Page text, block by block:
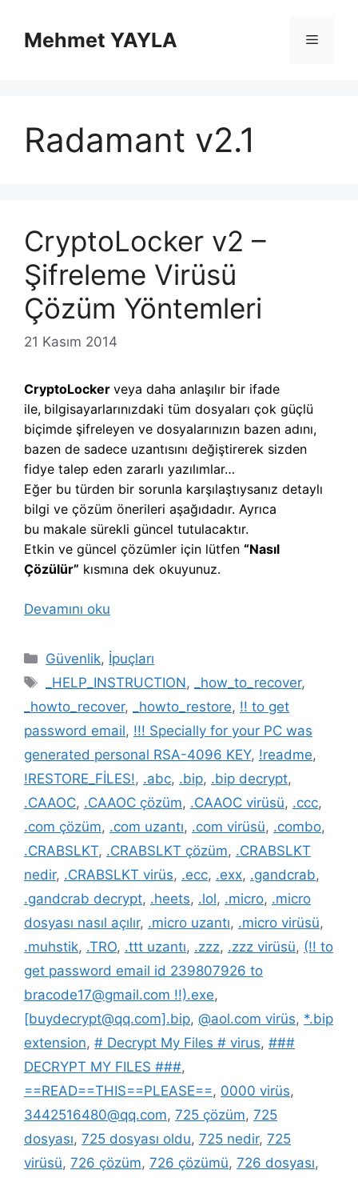
Mehmet YAYLA Menü
Radamant v2.1
CryptoLocker v2 –
Şifreleme Virüsü
Çözüm Yöntemleri
21 Kasım 2014
CryptoLocker veya daha anlaşılır bir ifade
ile, bilgisayarlarınızdaki tüm dosyaları çok güçlü
biçimde şifreleyen ve dosyalarınızın bazen adını,
bazen de sadece uzantısını değiştirerek sizden
fidye talep eden zararlı yazılımlar…
Eğer bu türden bir sorunla karşılaştıysanız detaylı
bilgi ve çözüm önerileri aşağıdadır. Ayrıca
bu makale sürekli güncel tutulacaktır.
Etkin ve güncel çözümler için lütfen “Nasıl
Çözülür” kısmına dek okuyunuz.
Devamını oku
Kategoriler
Güvenlik, İpuçları
Etiketler
_HELP_INSTRUCTION, _how_to_recover,
_howto_recover, _howto_restore, !! to get
password email, !!! Specially for your PC was
generated personal RSA-4096 KEY, !readme,
!RESTORE_FİLES!, .abc, .bip, .bip decrypt,
.CAAOC, .CAAOC çözüm, .CAAOC virüsü, .ccc,
.com çözüm, .com uzantı, .com virüsü, .combo,
.CRABSLKT, .CRABSLKT çözüm, .CRABSLKT
nedir, .CRABSLKT virüs, .ecc, .exx, .gandcrab,
.gandcrab decrypt, .heets, .lol, .micro, .micro
dosyası nasıl açılır, .micro uzantı, .micro virüsü,
.muhstik, .TRO, .ttt uzantı, .zzz, .zzz virüsü, (!! to
get password email id 239807926 to
bracode17@gmail.com !!).exe,
[buydecrypt@qq.com].bip, @aol.com virüs, *.bip
extension, # Decrypt My Files # virus, ###
DECRYPT MY FILES ###,
==READ==THIS==PLEASE==, 0000 virüs,
3442516480@qq.com, 725 çözüm, 725
dosyası, 725 dosyası oldu, 725 nedir, 725
virüsü, 726 çözüm, 726 çözümü, 726 dosyası,